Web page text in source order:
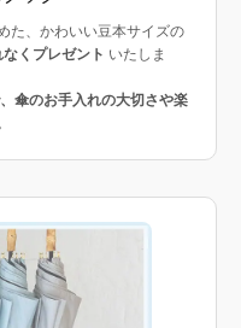
た、かわいい豆本サイズの
なくプレゼント いたしま
傘のお手入れの大切さや楽